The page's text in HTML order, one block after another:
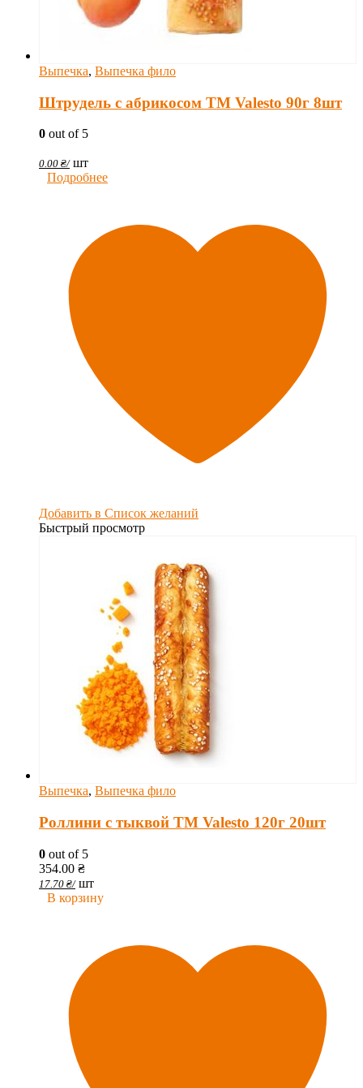
Выпечка, Выпечка фило
Штрудель с абрикосом TM Valesto 90г 8шт
0 out of 5
0.00 ₴/ шт
Подробнее
Добавить в Список желаний
Быстрый просмотр
Выпечка, Выпечка фило
Роллини с тыквой TM Valesto 120г 20шт
0 out of 5
354.00 ₴
17.70 ₴/ шт
В корзину